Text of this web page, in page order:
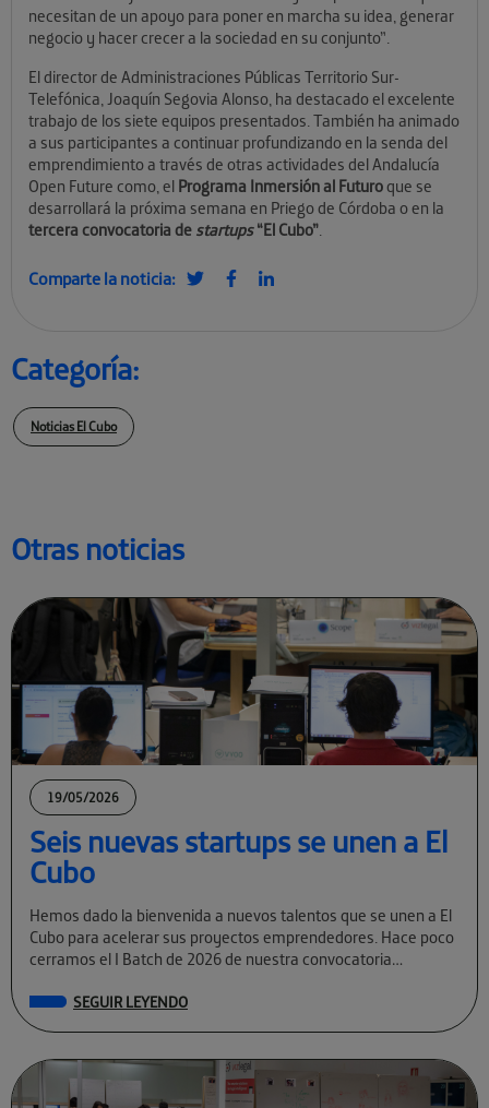
Otras noticias
19/05/2026
Seis nuevas startups se unen a El
Cubo
Hemos dado la bienvenida a nuevos talentos que se unen a El
Cubo para acelerar sus proyectos emprendedores. Hace poco
cerramos el I Batch de 2026 de nuestra convocatoria
SEGUIR LEYENDO
necesitan de un apoyo para poner en marcha su idea, generar
negocio y hacer crecer a la sociedad en su conjunto”.
El director de Administraciones Públicas Territorio Sur-
Telefónica, Joaquín Segovia Alonso, ha destacado el excelente
trabajo de los siete equipos presentados. También ha animado
a sus participantes a continuar profundizando en la senda del
emprendimiento a través de otras actividades del Andalucía
Open Future como, el Programa Inmersión al Futuroque se
desarrollará la próxima semana en Priego de Córdoba o en la
tercera convocatoria de startups“El Cubo”.
Comparte la noticia:
Categoría:
Noticias El Cubo